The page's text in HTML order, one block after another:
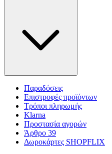
Παραδόσεις
Επιστροφές προϊόντων
Τρόποι πληρωμής
Klarna
Προστασία αγορών
Άρθρο 39
Δωροκάρτες SHOPFLIX